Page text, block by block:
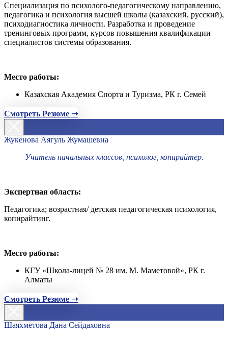
Специализация по психолого-педагогическому направлению,
педагогика и психология высшей школы (казахский, русский),
психодиагностика личности. Разработка и проведение
тренинговых программ, курсов повышения квалификации
специалистов системы образования.
Место работы:
Казахская Академия Спорта и Туризма, РК г. Семей
Смотреть Резюме ➝
Жукенова Аягуль Жумашевна
Учитель начальных классов, психолог, копирайтер.
Экспертная область:
Педагогика; возрастная/ детская педагогическая психология,
копирайтинг.
Место работы:
КГУ «Школа-лицей № 28 им. М. Маметовой», РК г.
Алматы
Смотреть Резюме ➝
Шаяхметова Дана Сейдаховна